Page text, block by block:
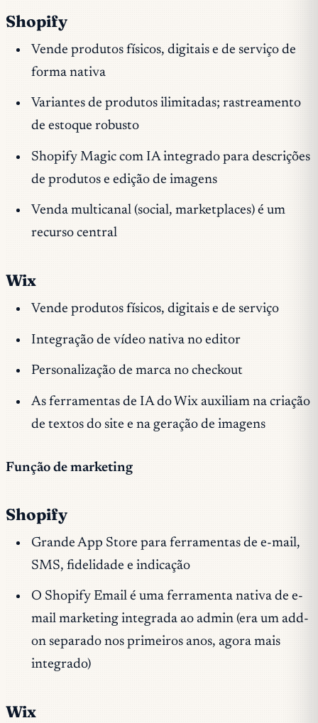
Shopify
Vende produtos físicos, digitais e de serviço de
forma nativa
Variantes de produtos ilimitadas; rastreamento
de estoque robusto
Shopify Magic com IA integrado para descrições
de produtos e edição de imagens
Venda multicanal (social, marketplaces) é um
recurso central
Wix
Vende produtos físicos, digitais e de serviço
Integração de vídeo nativa no editor
Personalização de marca no checkout
As ferramentas de IA do Wix auxiliam na criação
de textos do site e na geração de imagens
Função de marketing
Shopify
Grande App Store para ferramentas de e-mail,
SMS, fidelidade e indicação
O Shopify Email é uma ferramenta nativa de e-
mail marketing integrada ao admin (era um add-
on separado nos primeiros anos, agora mais
integrado)
Wix